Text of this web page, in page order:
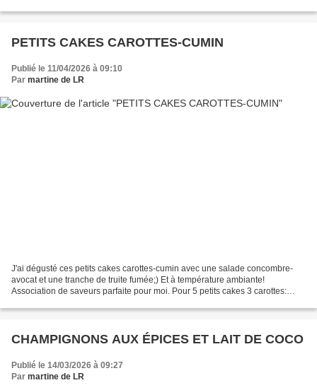
PETITS CAKES CAROTTES-CUMIN
Publié le 11/04/2026 à 09:10
Par martine de LR
J'ai dégusté ces petits cakes carottes-cumin avec une salade concombre-
avocat et une tranche de truite fumée;) Et à température ambiante!
Association de saveurs parfaite pour moi. Pour 5 petits cakes 3 carottes:
CHAMPIGNONS AUX ÉPICES ET LAIT DE COCO
Publié le 14/03/2026 à 09:27
Par martine de LR